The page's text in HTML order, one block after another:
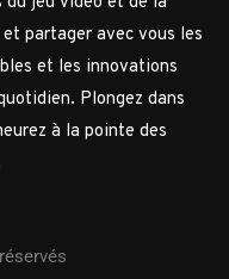
partager avec vous les
et les innovations
Plongez dans
à la pointe des